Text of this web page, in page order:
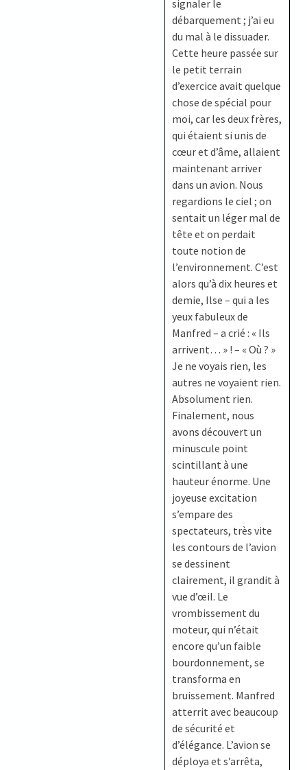
signaler le
débarquement ; j’ai eu
du mal à le dissuader.
Cette heure passée sur
le petit terrain
d’exercice avait quelque
chose de spécial pour
moi, car les deux frères,
qui étaient si unis de
cœur et d’âme, allaient
maintenant arriver
dans un avion. Nous
regardions le ciel ; on
sentait un léger mal de
tête et on perdait
toute notion de
l’environnement. C’est
alors qu’à dix heures et
demie, Ilse – qui a les
yeux fabuleux de
Manfred – a crié : « Ils
arrivent… » ! – « Où ? »
Je ne voyais rien, les
autres ne voyaient rien.
Absolument rien.
Finalement, nous
avons découvert un
minuscule point
scintillant à une
hauteur énorme. Une
joyeuse excitation
s’empare des
spectateurs, très vite
les contours de l’avion
se dessinent
clairement, il grandit à
vue d’œil. Le
vrombissement du
moteur, qui n’était
encore qu’un faible
bourdonnement, se
transforma en
bruissement. Manfred
atterrit avec beaucoup
de sécurité et
d’élégance. L’avion se
déploya et s’arrêta,